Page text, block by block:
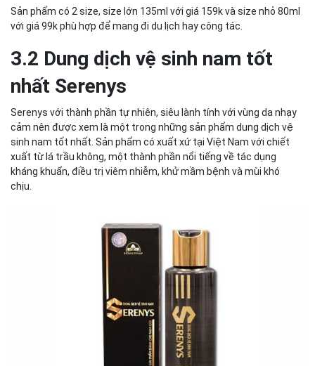
Sản phẩm có 2 size, size lớn 135ml với giá 159k và size nhỏ 80ml
với giá 99k phù hợp để mang đi du lịch hay công tác.
3.2 Dung dịch vệ sinh nam tốt
nhất Serenys
Serenys với thành phần tự nhiên, siêu lành tính với vùng da nhạy
cảm nên được xem là một trong những sản phẩm dung dịch vệ
sinh nam tốt nhất. Sản phẩm có xuất xứ tại Việt Nam với chiết
xuất từ lá trầu không, một thành phần nổi tiếng về tác dụng
kháng khuẩn, điều trị viêm nhiễm, khử mầm bệnh và mùi khó
chịu.